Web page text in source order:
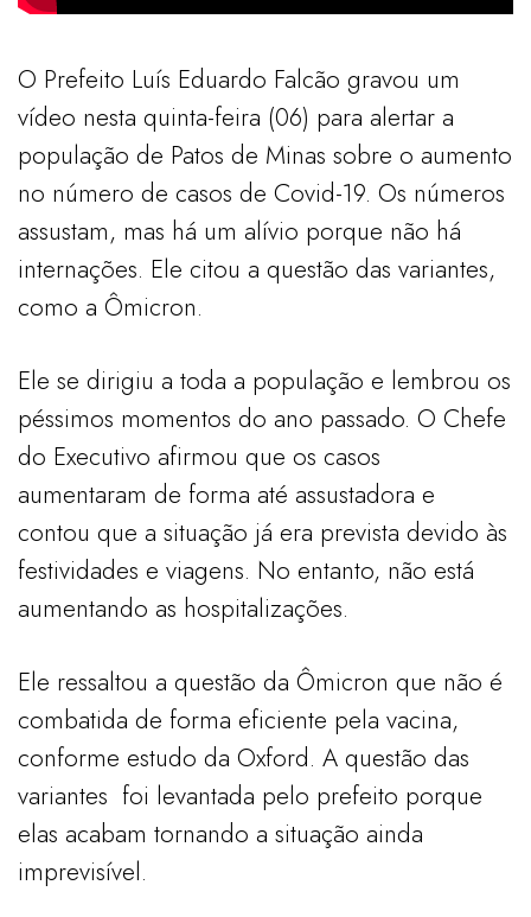
O Prefeito Luís Eduardo Falcão gravou um
vídeo nesta quinta-feira (06) para alertar a
população de Patos de Minas sobre o aumento
no número de casos de Covid-19. Os números
assustam, mas há um alívio porque não há
internações. Ele citou a questão das variantes,
como a Ômicron.
Ele se dirigiu a toda a população e lembrou os
péssimos momentos do ano passado. O Chefe
do Executivo afirmou que os casos
aumentaram de forma até assustadora e
contou que a situação já era prevista devido às
festividades e viagens. No entanto, não está
aumentando as hospitalizações.
Ele ressaltou a questão da Ômicron que não é
combatida de forma eficiente pela vacina,
conforme estudo da Oxford. A questão das
variantes foi levantada pelo prefeito porque
elas acabam tornando a situação ainda
imprevisível.